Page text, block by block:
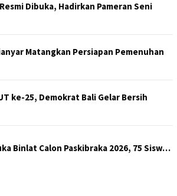
Resmi Dibuka, Hadirkan Pameran Seni
Matangkan Persiapan Pemenuhan
ke-25, Demokrat Bali Gelar Bersih
Binlat Calon Paskibraka 2026, 75 Sisw…